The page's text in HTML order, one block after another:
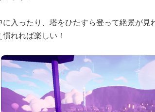
に入ったり、塔をひたすら登って絶景が見
れれば楽しい！